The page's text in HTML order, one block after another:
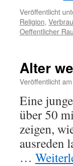
Veröffentlicht
Religion,
Oeffentlicher
Alter
Veröffentlicht am
Eine
über 50
zeigen,
ausreden
…